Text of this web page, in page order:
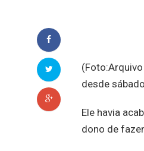
desde
Ele havia
dono de